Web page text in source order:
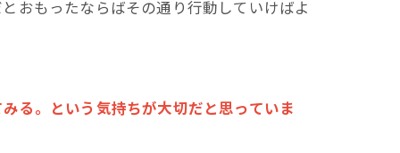
おもったならばその通り行動していけばよ
る。という気持ちが大切だと思っていま